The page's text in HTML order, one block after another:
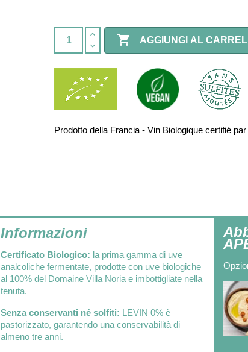
 AGGIUNGI AL
Prodotto della Francia - Vin Biologique certifié
Informazioni
Certificato Biologico: la prima gamma di uve
analcoliche fermentate, prodotte con uve biologiche
al 100% del Domaine Villa Noria e imbottigliate nella
tenuta.
Senza conservanti né solfiti: LEVIN 0% è
pastorizzato, garantendo una conservabilità di
almeno tre anni.